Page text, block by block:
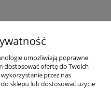
umożliwiają poprawne
dostosować ofertę do Twoich
przez nas
sklepu lub dostosować użycie